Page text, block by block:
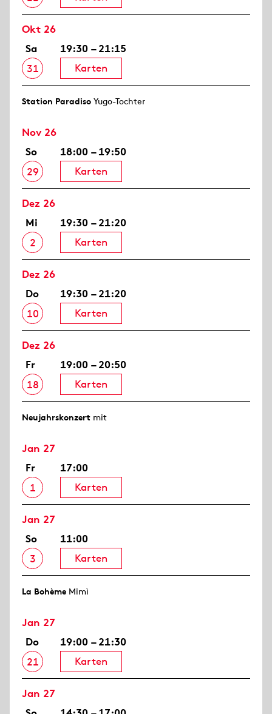
Okt 26
Sa
31
19:30 – 21:15
Karten
Station Paradiso Yugo-Tochter
Nov 26
So
29
18:00 – 19:50
Karten
Dez 26
Mi
2
19:30 – 21:20
Karten
Dez 26
Do
10
19:30 – 21:20
Karten
Dez 26
Fr
18
19:00 – 20:50
Karten
Neujahrs­konzert mit
Jan 27
Fr
1
17:00
Karten
Jan 27
So
3
11:00
Karten
La Bohème Mimì
Jan 27
Do
21
19:00 – 21:30
Karten
Jan 27